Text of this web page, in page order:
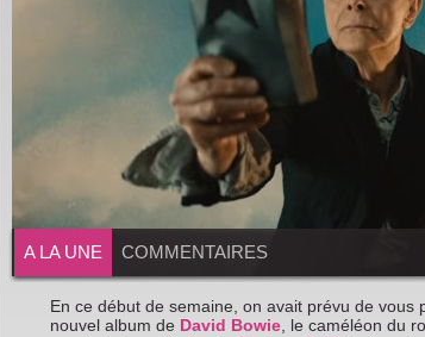
A LA UNE COMMENTAIRES
En ce début de semaine, on avait prévu de vous
nouvel album de David Bowie , le caméléon du